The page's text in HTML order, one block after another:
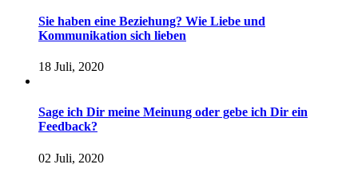
Sie haben eine Beziehung? Wie Liebe und
Kommunikation sich lieben
18 Juli, 2020
Sage ich Dir meine Meinung oder gebe ich Dir ein
Feedback?
02 Juli, 2020